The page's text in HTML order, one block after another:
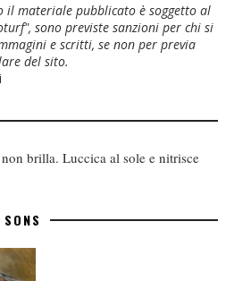
il materiale pubblicato è soggetto al
sono previste sanzioni per chi si
e scritti, se non per previa
del sito.
brilla. Luccica al sole e nitrisce